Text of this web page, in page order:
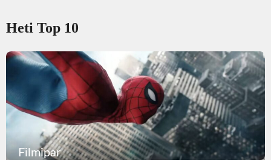
Heti Top 10
Filmipar